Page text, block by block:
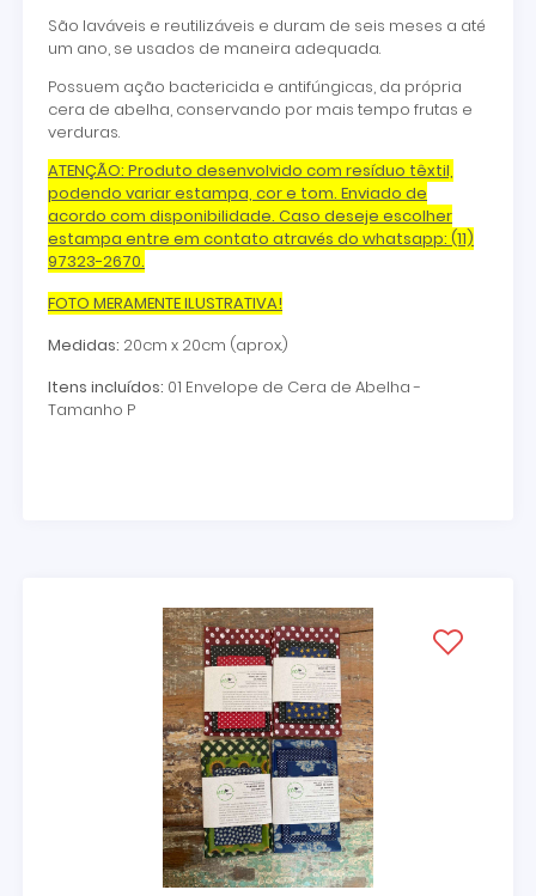
São laváveis e reutilizáveis e duram de seis meses a até
um ano, se usados de maneira adequada.
Possuem ação bactericida e antifúngicas, da própria
cera de abelha, conservando por mais tempo frutas e
verduras.
ATENÇÃO: Produto desenvolvido com resíduo têxtil,
podendo variar estampa, cor e tom. Enviado de
acordo com disponibilidade. Caso deseje escolher
estampa entre em contato através do whatsapp: (11)
97323-2670.
FOTO MERAMENTE ILUSTRATIVA!
Medidas: 20cm x 20cm (aprox.)
Itens incluídos: 01 Envelope de Cera de Abelha -
Tamanho P